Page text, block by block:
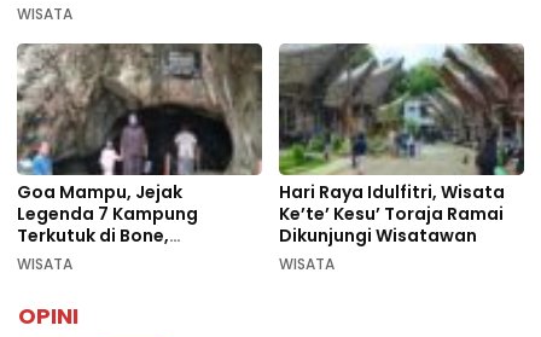
WISATA
Goa Mampu, Jejak
Legenda 7 Kampung
Terkutuk di Bone,
Rekomendasi Liburan
WISATA
Hari Raya Idulfitri, Wisata
Ke’te’ Kesu’ Toraja Ramai
Dikunjungi Wisatawan
WISATA
OPINI